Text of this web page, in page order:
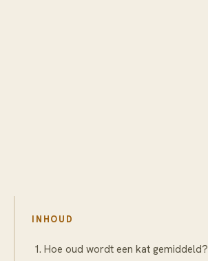
INHOUD
Hoe oud wordt een kat gemiddeld?